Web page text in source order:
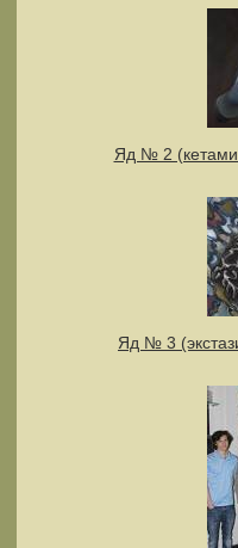
Яд № 2
Яд № 3